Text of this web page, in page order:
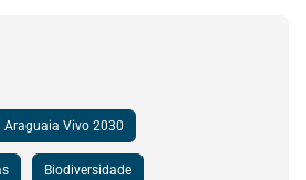
Araguaia Vivo 2030
Biodiversidade